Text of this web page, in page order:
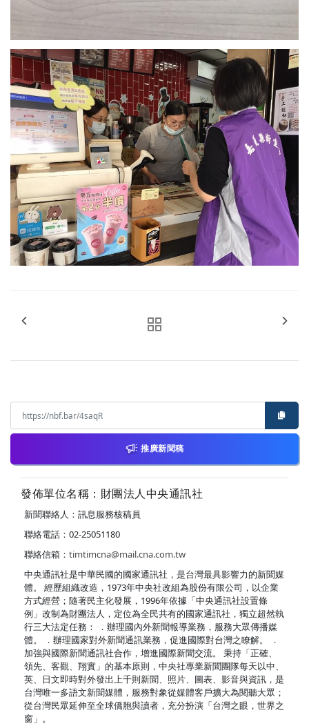
推廣新聞稿
發佈單位名稱：財團法人中央通訊社
新聞聯絡人：訊息服務核稿員
聯絡電話：02-25051180
聯絡信箱： timtimcna@mail.cna.com.tw
中央通訊社是中華民國的國家通訊社，是台灣最具影響力的新聞媒
體。 經歷組織改造，1973年中央社改組為股份有限公司，以企業
方式經營；隨著民主化發展，1996年依據「中央通訊社設置條
例」改制為財團法人，定位為全民共有的國家通訊社，獨立超然執
行三大法定任務： ．辦理國內外新聞報導業務，服務大眾傳播媒
體。 ．辦理國家對外新聞通訊業務，促進國際對台灣之瞭解。 ．
加強與國際新聞通訊社合作，增進國際新聞交流。 秉持「正確、
領先、客觀、翔實」的基本原則，中央社專業新聞團隊每天以中、
英、日文即時對外發出上千則新聞、照片、圖表、影音與資訊，是
台灣唯一多語文新聞媒體，服務對象從媒體客戶擴大為閱聽大眾；
從台灣民眾延伸至全球僑胞與讀者，充分扮演「台灣之眼，世界之
窗」。